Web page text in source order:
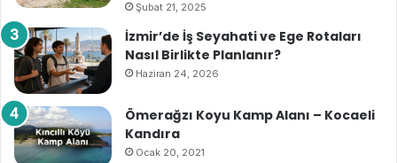
Şubat 21, 2025
İzmir’de İş Seyahati ve Ege Rotaları
Nasıl Birlikte Planlanır?
Haziran 24, 2026
Ömerağzı Koyu Kamp Alanı – Kocaeli
Kandıra
Ocak 20, 2021